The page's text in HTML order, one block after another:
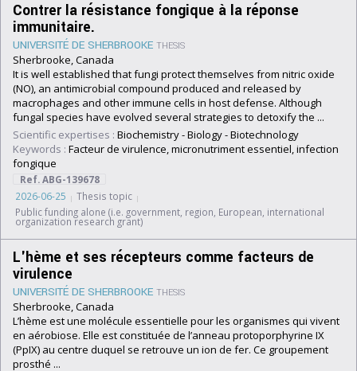
Contrer la résistance fongique à la réponse
immunitaire.
UNIVERSITÉ DE SHERBROOKE THESIS
Sherbrooke, Canada
It is well established that fungi protect themselves from nitric oxide
(NO), an antimicrobial compound produced and released by
macrophages and other immune cells in host defense. Although
fungal species have evolved several strategies to detoxify the ...
Scientific expertises : Biochemistry-Biology-Biotechnology
Keywords : Facteur de virulence, micronutriment essentiel, infection
fongique
Ref. ABG-139678
2026-06-25
Thesis topic
Public funding alone (i.e. government, region, European, international
organization research grant)
L'hème et ses récepteurs comme facteurs de
virulence
UNIVERSITÉ DE SHERBROOKE THESIS
Sherbrooke, Canada
L’hème est une molécule essentielle pour les organismes qui vivent
en aérobiose. Elle est constituée de l’anneau protoporphyrine IX
(PpIX) au centre duquel se retrouve un ion de fer. Ce groupement
prosthé ...